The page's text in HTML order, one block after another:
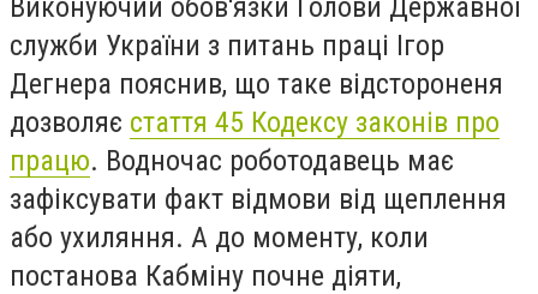
служби України з питань праці Ігор
Дегнера пояснив, що таке відстороненя
дозволяє стаття 45 Кодексу законів про
працю. Водночас роботодавець має
зафіксувати факт відмови від щеплення
або ухиляння. А до моменту, коли
постанова Кабміну почне діяти,